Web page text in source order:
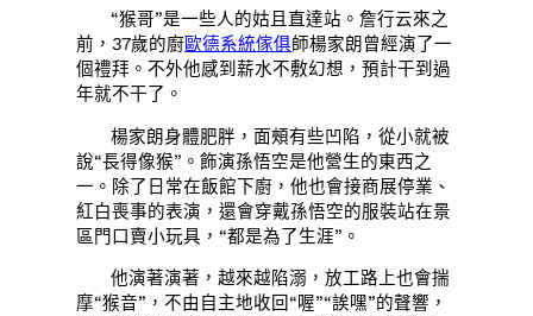
“猴哥”是一些人的姑且直達站。詹行云來之
前，37歲的廚歐德系統傢俱師楊家朗曾經演了一
個禮拜。不外他感到薪水不敷幻想，預計干到過
年就不干了。
楊家朗身體肥胖，面頰有些凹陷，從小就被
說“長得像猴”。飾演孫悟空是他營生的東西之
一。除了日常在飯館下廚，他也會接商展停業、
紅白喪事的表演，還會穿戴孫悟空的服裝站在景
區門口賣小玩具，“都是為了生涯”。
他演著演著，越來越陷溺，放工路上也會揣
摩“猴音”，不由自主地收回“喔”“誒嘿”的聲響，